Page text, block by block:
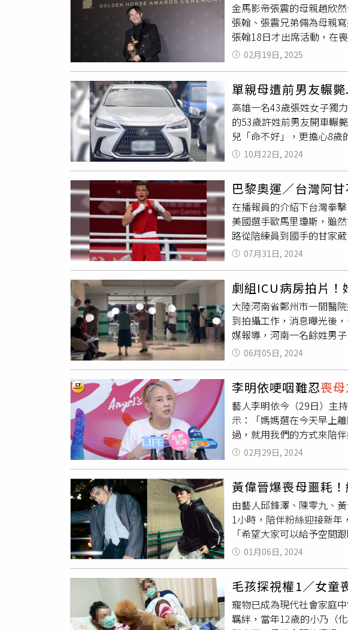
金馬影帝張震的母親趙欣
張翰、張震兄弟倆為母親
張翰18日才出席活動，在
義撰寫，「我們摯愛的母
我們將於民國114年3月5
緬懷追憶，全體家眷向您
張翰（左）日前還敬業出
會，期間他臉上掛著笑容
「死」這個字，在拍完戲
討論是否因喪母排開，他
謝大家的關心與慰問。懇
心情。若造成任何不便，
的太太、張翰與張震的母
自己是星二代感到壓力非
節目提過這個故事。張震
02月19日, 2025
單親母遭前男友輾
高雄一名43歲張姓女子獨
的53歲許姓前男友開車輾
兒「命不好」，更擔心8歲
楠梓區的貨運行，目睹許
醫後因全身多處骨折、臟
且獨力照顧老父親，一家
體，女兒儘管獨力扶養孩
養長大。張父表示，接獲
二度碰到許男，但對方非
了有正宮妻子之外，還有
回警局，訊後被警方依過
10月22日, 2024
巴黎奧運／台灣阿
在播報員的介紹下台灣拳
美國選手歐馬里瓊斯，雖
路從陪練員到國手的甘家
他的傷勢過重直接停止他
多次擊中對手，可惜第一
圖逼近對手的身體展開近
44比50再敗。落入絕境的
戰術，時間就在這種情況
07月31日, 2024
劇組ICU病房拍片！
大陸河南省鄭州市一間醫
到拍攝工作，消息曝光後
媒報導，河南一名餘姓男
在院內失聲痛哭，怎料卻
錄下對話PO網公審。餘
這麼囂張，哪個醫院這麼
種沒人性的劇組拍出來的
線，租借給劇組拍攝恐有
快？」、「直接讓劇組進
06月05日, 2024
李明依哽咽難忍喪
藝人李明依今（29日）主
示：「媽媽選在今天早上
過，就用我們的方式來陪
從美國回來，媽媽一直跟
美國回來後，就跟媽媽同
房，其實家人對於媽媽的
辦追思會，「感謝神給我
她做一個追思禮拜」。對
點。」她透露媽媽應該是
全沒有像她」。先前李明
況還好，「我現在就是要
02月29日, 2024
黃偉晉爆喪母噩耗
由藝人邱鋒澤、陳零九、
1小時，陪伴粉絲迎接新年
「希望大家可以給予空間
關心，目前偉晉與家人一
Wayne）事實上，黃偉晉
很多意外的驚喜，很珍惜
破碎的自己，「要面對的
中的 喪母之痛。
01月06日, 2024
毛孩探視權1／女童
寵物已成為現代社會家庭
羈絆，當年12歲的小乃（